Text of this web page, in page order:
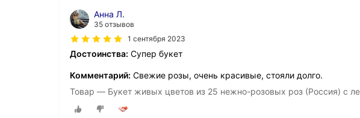
Анна Л.
35 отзывов
1 сентября 2023
Достоинства: Супер букет
Комментарий: Свежие розы, очень красивые, стояли долго.
Товар — Букет живых цветов из 25 нежно-розовых роз (Россия) с